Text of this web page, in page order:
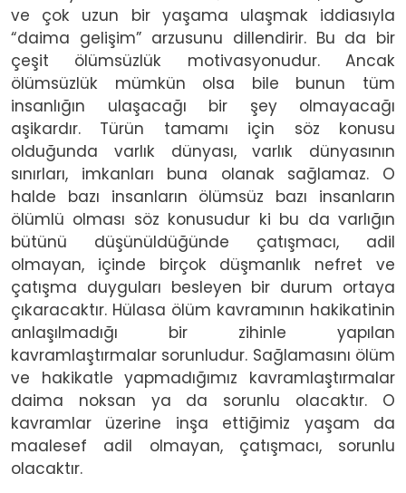
ve çok uzun bir yaşama ulaşmak iddiasıyla
“daima gelişim” arzusunu dillendirir. Bu da bir
çeşit ölümsüzlük motivasyonudur. Ancak
ölümsüzlük mümkün olsa bile bunun tüm
insanlığın ulaşacağı bir şey olmayacağı
aşikardır. Türün tamamı için söz konusu
olduğunda varlık dünyası, varlık dünyasının
sınırları, imkanları buna olanak sağlamaz. O
halde bazı insanların ölümsüz bazı insanların
ölümlü olması söz konusudur ki bu da varlığın
bütünü düşünüldüğünde çatışmacı, adil
olmayan, içinde birçok düşmanlık nefret ve
çatışma duyguları besleyen bir durum ortaya
çıkaracaktır. Hülasa ölüm kavramının hakikatinin
anlaşılmadığı bir zihinle yapılan
kavramlaştırmalar sorunludur. Sağlamasını ölüm
ve hakikatle yapmadığımız kavramlaştırmalar
daima noksan ya da sorunlu olacaktır. O
kavramlar üzerine inşa ettiğimiz yaşam da
maalesef adil olmayan, çatışmacı, sorunlu
olacaktır.